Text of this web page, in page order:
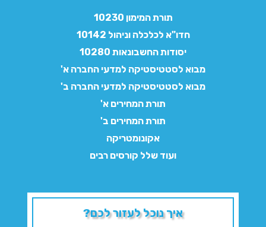
תורת המימון 10230
חדו"א לכלכלה וניהול 10142
יסודות החשבונאות 10280
מבוא לסטטיסטיקה למדעי החברה א'
מבוא לסטטיסטיקה למדעי החברה ב'
תורת המחירים א'
תורת המחירים ב'
אקונומטריקה
ועוד שלל קורסים רבים
איך נוכל לעזור לכם?